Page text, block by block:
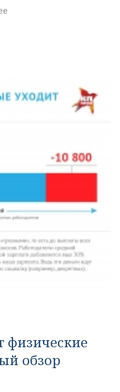
физические
обзор